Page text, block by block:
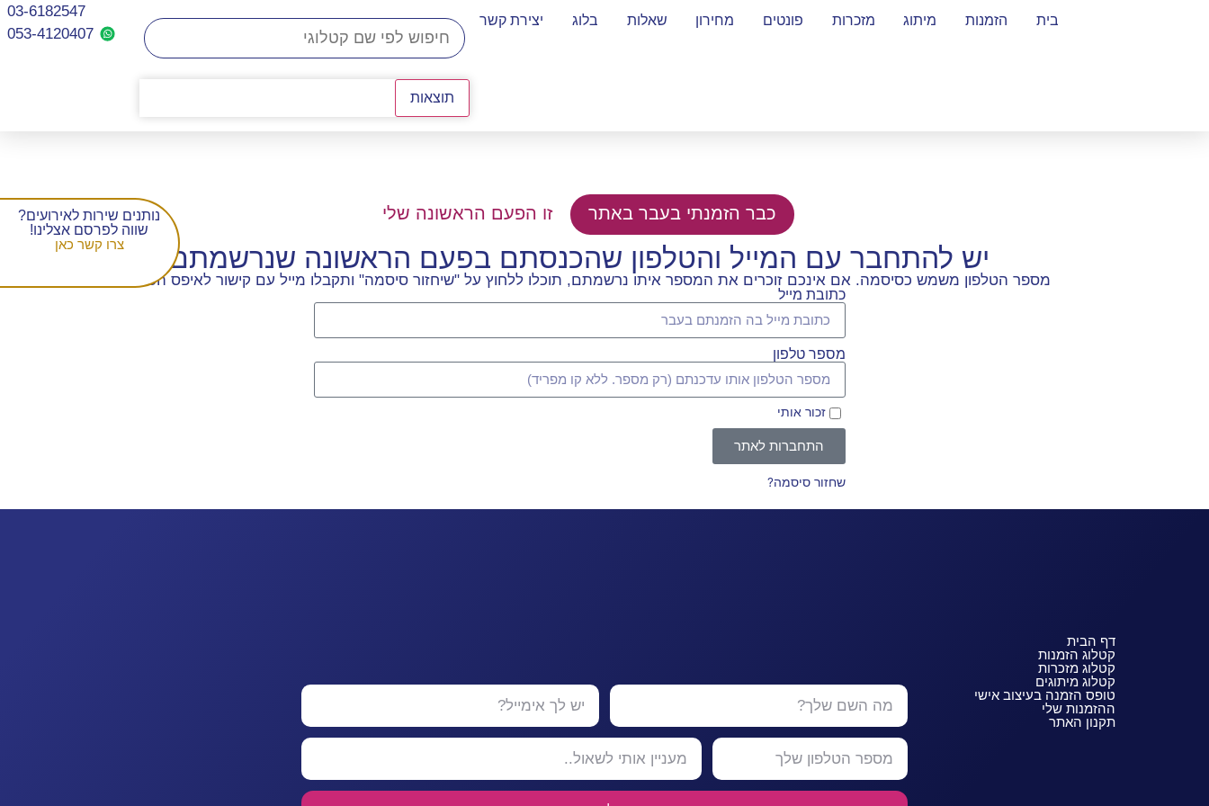
בית הזמנות מיתוג מזכרות פונטים מחירון שאלות בלוג יצירת קשר
תוצאות
03-6182547
053-4120407​
כבר הזמנתי בעבר באתר זו הפעם הראשונה שלי
יש להתחבר עם המייל והטלפון שהכנסתם בפעם הראשונה שנרשמתם
מספר הטלפון משמש כסיסמה. אם אינכם זוכרים את המספר איתו נרשמתם, תוכלו ללחוץ על "שיחזור סיסמה" ותקבלו מייל עם קישור לאיפס הסיסמה.
כתובת מייל
מספר טלפון
זכור אותי
התחברות לאתר
שחזור סיסמה?
דף הבית
קטלוג הזמנות
קטלוג מזכרות
קטלוג מיתוגים
טופס הזמנה בעיצוב אישי
ההזמנות שלי
תקנון האתר
נותנים שירות לאירועים?
שווה לפרסם אצלינו!
צרו קשר כאן